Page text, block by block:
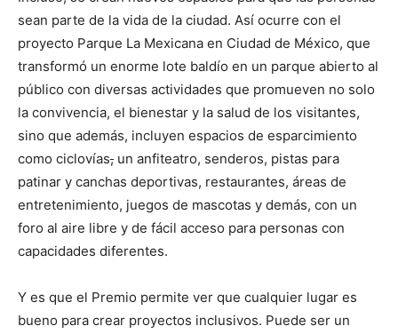
sean parte de la vida de la ciudad. Así ocurre con el
proyecto Parque La Mexicana en Ciudad de México, que
transformó un enorme lote baldío en un parque abierto al
público con diversas actividades que promueven no solo
la convivencia, el bienestar y la salud de los visitantes,
sino que además, incluyen espacios de esparcimiento
como ciclovías, un anfiteatro, senderos, pistas para
patinar y canchas deportivas, restaurantes, áreas de
entretenimiento, juegos de mascotas y demás, con un
foro al aire libre y de fácil acceso para personas con
capacidades diferentes.
Y es que el Premio permite ver que cualquier lugar es
bueno para crear proyectos inclusivos. Puede ser un